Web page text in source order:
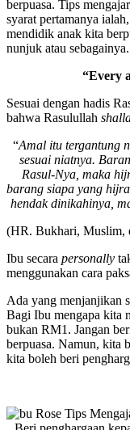
berpuasa. Tips
syarat pertamanya
mendidik anak kita
nunjuk atau sebagainya.
“Every
Sesuai dengan hadis
bahwa Rasulullah
“Amal itu tergantung
sesuai niatnya.
Rasul-Nya, maka
barang siapa yang
hendak dinikahinya,
(HR. Bukhari, Muslim,
Ibu secara personally
menggunakan cara
Ada yang menjanjikan
Bagi Ibu mengapa kita
bukan RM1. Jangan
berpuasa. Namun, kita
kita boleh beri